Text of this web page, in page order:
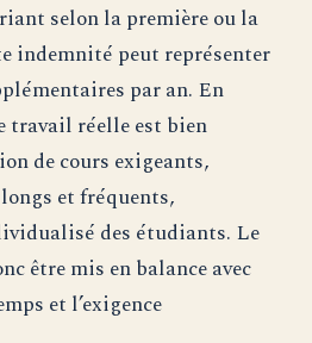
selon la première ou la
indemnité peut représenter
par an. En
travail réelle est bien
de cours exigeants,
et fréquents,
des étudiants. Le
être mis en balance avec
et l’exigence